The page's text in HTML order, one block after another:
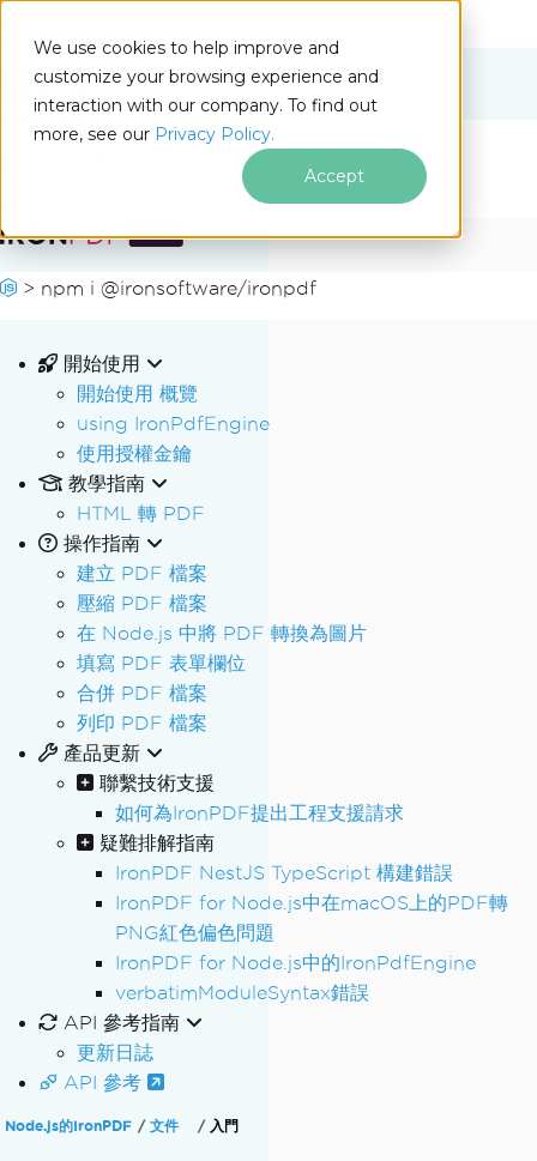
We use cookies to help improve and
customize your browsing experience and
interaction with our company. To find out
more, see our Privacy Policy.
Accept
Node.js
跳至頁尾內容
Docs
> npm i @ironsoftware/ironpdf
開始使用
開始使用 概覽
using IronPdfEngine
使用授權金鑰
教學指南
HTML 轉 PDF
操作指南
建立 PDF 檔案
壓縮 PDF 檔案
在 Node.js 中將 PDF 轉換為圖片
填寫 PDF 表單欄位
合併 PDF 檔案
列印 PDF 檔案
產品更新
聯繫技術支援
如何為IronPDF提出工程支援請求
疑難排解指南
IronPDF NestJS TypeScript 構建錯誤
IronPDF for Node.js中在macOS上的PDF轉
PNG紅色偏色問題
IronPDF for Node.js中的IronPdfEngine
verbatimModuleSyntax錯誤
API 參考指南
更新日誌
API 參考
Node.js的IronPDF 文件 入門